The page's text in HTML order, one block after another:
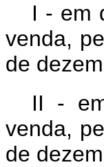
I - em
venda,
de
II -
venda,
de